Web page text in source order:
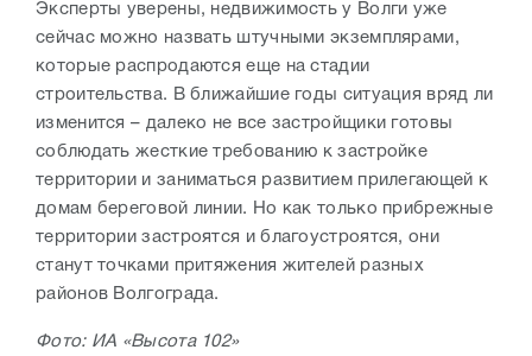
Эксперты уверены, недвижимость у Волги уже
сейчас можно назвать штучными экземплярами,
которые распродаются еще на стадии
строительства. В ближайшие годы ситуация вряд ли
изменится – далеко не все застройщики готовы
соблюдать жесткие требованию к застройке
территории и заниматься развитием прилегающей к
домам береговой линии. Но как только прибрежные
территории застроятся и благоустроятся, они
станут точками притяжения жителей разных
районов Волгограда.
Фото: ИА «Высота 102»